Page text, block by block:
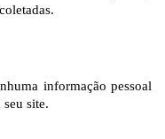
informação pessoal
site.